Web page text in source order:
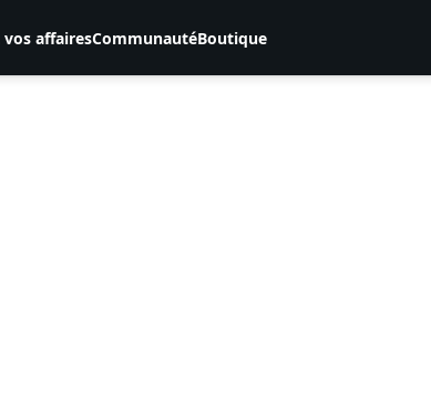
vos affairesCommunautéBoutique